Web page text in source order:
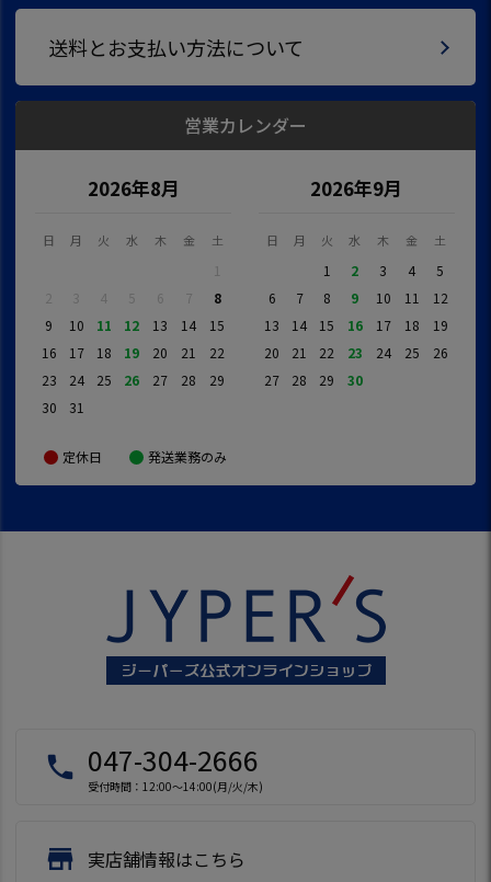
送料とお支払い方法について
営業カレンダー
2026年8月
日 月 火 水 木 金 土
1
2
3 4 5 6 7
8
9
10 11 12 13 14
15
16
17 18 19 20 21
22
23
24 25 26 27 28
29
30
31
2026年9月
日 月 火 水 木 金 土
1 2 3 4
5
6
7 8 9 10 11
12
13
14 15 16 17 18
19
20
21 22 23 24 25
26
27
28 29 30
定休日 発送業務のみ
local_phone 047-304-2666
受付時間：12:00～14:00(月/火/木)
store 実店舗情報はこちら